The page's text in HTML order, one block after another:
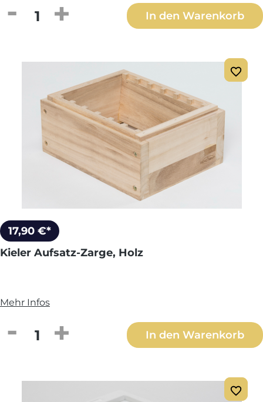
Produkt Anzahl: Gib den gewünschten
In den Warenkorb
17,90 €*
Kieler Aufsatz-Zarge, Holz
Mehr Infos
Produkt Anzahl: Gib den gewünschten
In den Warenkorb